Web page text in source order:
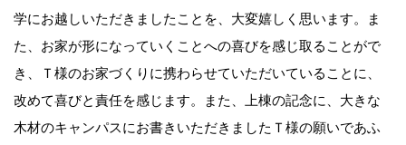
学にお越しいただきましたことを、大変嬉しく思います。ま
た、お家が形になっていくことへの喜びを感じ取ることがで
き、Ｔ様のお家づくりに携わらせていただいていることに、
改めて喜びと責任を感じます。また、上棟の記念に、大きな
木材のキャンパスにお書きいただきましたＴ様の願いであふ